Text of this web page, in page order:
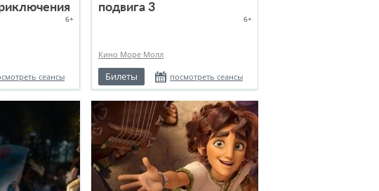
6+
сеансы
подвига 3
6+
Кино Море Молл
Билеты посмотреть сеансы